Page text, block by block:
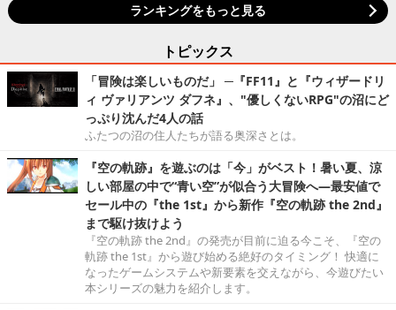
ランキングをもっと見る
トピックス
「冒険は楽しいものだ」 ─『FF11』と『ウィザードリ
ィ ヴァリアンツ ダフネ』、"優しくないRPG"の沼にど
っぷり沈んだ4人の話
ふたつの沼の住人たちが語る奥深さとは。
『空の軌跡』を遊ぶのは「今」がベスト！暑い夏、涼
しい部屋の中で“青い空”が似合う大冒険へ―最安値で
セール中の『the 1st』から新作『空の軌跡 the 2nd』
まで駆け抜けよう
『空の軌跡 the 2nd』の発売が目前に迫る今こそ、『空の
軌跡 the 1st』から遊び始める絶好のタイミング！ 快適に
なったゲームシステムや新要素を交えながら、今遊びたい
本シリーズの魅力を紹介します。